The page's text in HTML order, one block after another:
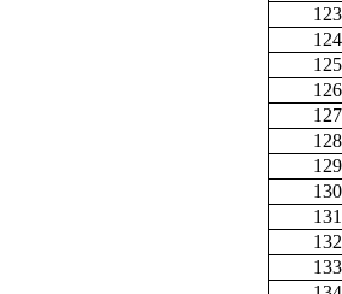
123
124
125
126
127
128
129
130
131
132
133